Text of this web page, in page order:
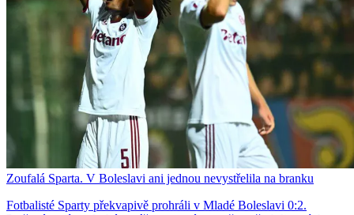
Zoufalá Sparta. V Boleslavi ani jednou nevystřelila na branku
Fotbalisté Sparty překvapivě prohráli v Mladé Boleslavi 0:2.